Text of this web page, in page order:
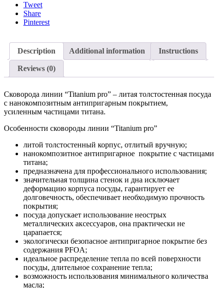
Tweet
Share
Pinterest
Description Additional information Instructions
Reviews (0)
Сковорода линии “Titanium pro” – литая толстостенная посуда
с нанокомпозитным антипригарным покрытием,
усиленным частицами титана.
Особенности сковороды линии “Titanium pro”
литой толстостенный корпус, отлитый вручную;
нанокомпозитное антипригарное покрытие с частицами
титана;
предназначена для профессионального использования;
значительная толщина стенок и дна исключает
деформацию корпуса посуды, гарантирует ее
долговечность, обеспечивает необходимую прочность
покрытия;
посуда допускает использование неострых
металлических аксессуаров, она практически не
царапается;
экологически безопасное антипригарное покрытие без
содержания PFOA;
идеальное распределение тепла по всей поверхности
посуды, длительное сохранение тепла;
возможность использования минимального количества
масла;